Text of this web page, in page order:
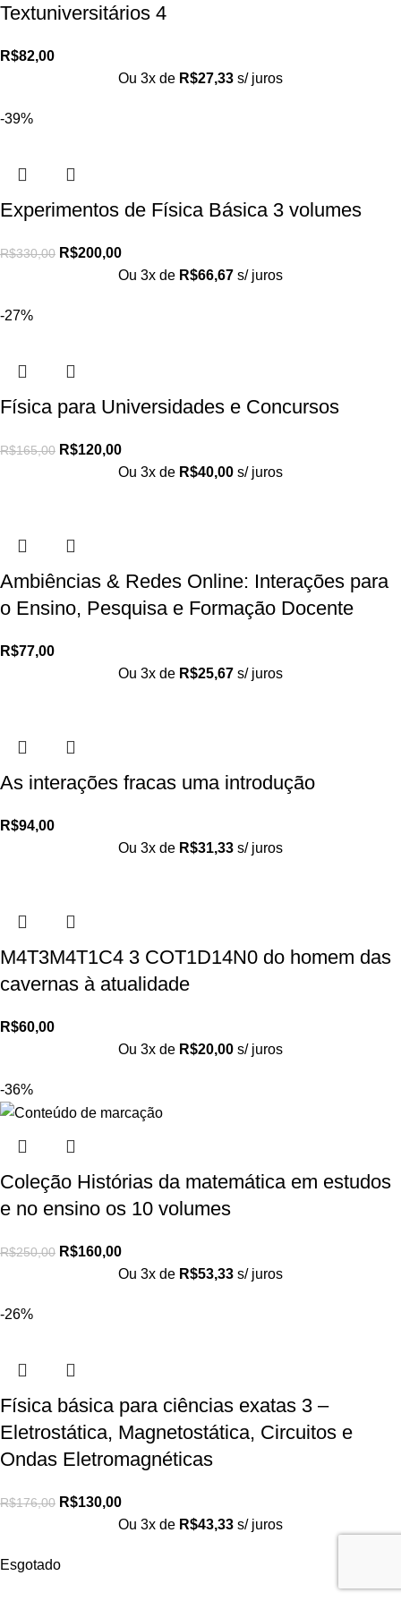
Textuniversitários 4
R$82,00
Ou 3x de R$27,33 s/ juros
-39%
Experimentos de Física Básica 3 volumes
R$330,00 R$200,00
Ou 3x de R$66,67 s/ juros
-27%
Física para Universidades e Concursos
R$165,00 R$120,00
Ou 3x de R$40,00 s/ juros
Ambiências & Redes Online: Interações para
o Ensino, Pesquisa e Formação Docente
R$77,00
Ou 3x de R$25,67 s/ juros
As interações fracas uma introdução
R$94,00
Ou 3x de R$31,33 s/ juros
M4T3M4T1C4 3 COT1D14N0 do homem das
cavernas à atualidade
R$60,00
Ou 3x de R$20,00 s/ juros
-36%
Coleção Histórias da matemática em estudos
e no ensino os 10 volumes
R$250,00 R$160,00
Ou 3x de R$53,33 s/ juros
-26%
Física básica para ciências exatas 3 –
Eletrostática, Magnetostática, Circuitos e
Ondas Eletromagnéticas
R$176,00 R$130,00
Ou 3x de R$43,33 s/ juros
Esgotado